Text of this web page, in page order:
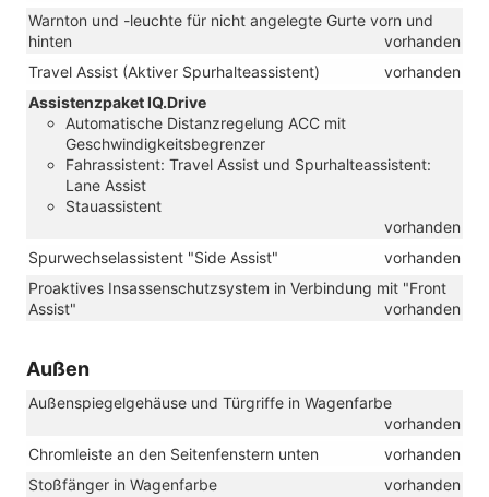
Warnton und -leuchte für nicht angelegte Gurte vorn und
hinten
vorhanden
Travel Assist (Aktiver Spurhalteassistent)
vorhanden
Assistenzpaket IQ.Drive
Automatische Distanzregelung ACC mit
Geschwindigkeitsbegrenzer
Fahrassistent: Travel Assist und Spurhalteassistent:
Lane Assist
Stauassistent
vorhanden
Spurwechselassistent "Side Assist"
vorhanden
Proaktives Insassenschutzsystem in Verbindung mit "Front
Assist"
vorhanden
Außen
Außenspiegelgehäuse und Türgriffe in Wagenfarbe
vorhanden
Chromleiste an den Seitenfenstern unten
vorhanden
Stoßfänger in Wagenfarbe
vorhanden